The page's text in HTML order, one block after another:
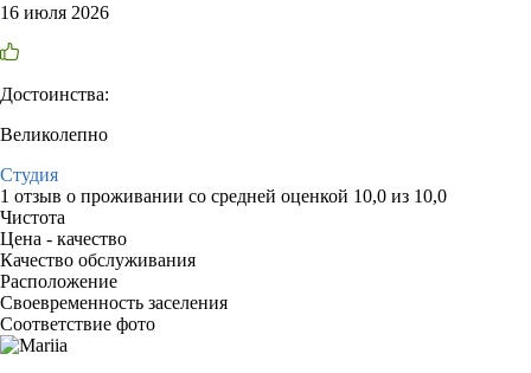
16 июля 2026
Достоинства:
Великолепно
Студия
1 отзыв о проживании со средней оценкой 10,0 из 10,0
Чистота
Цена - качество
Качество обслуживания
Расположение
Своевременность заселения
Соответствие фото